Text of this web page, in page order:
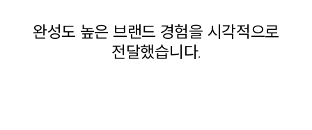
완성도 높은 브랜드 경험을 시각적으로
전달했습니다.